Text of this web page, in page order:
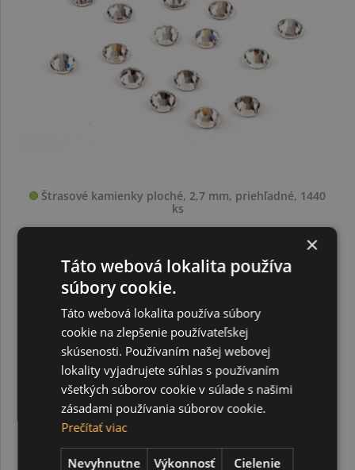
Štrasové kamienky ploché, 2,7 mm, priehľadné, 1440
ks
×
Táto webová lokalita používa
súbory cookie.
Táto webová lokalita používa súbory
cookie na zlepšenie používateľskej
skúsenosti. Používaním našej webovej
lokality vyjadrujete súhlas s používaním
všetkých súborov cookie v súlade s našimi
zásadami používania súborov cookie.
Prečítať viac
Nevyhnutne
Výkonnosť Cielenie